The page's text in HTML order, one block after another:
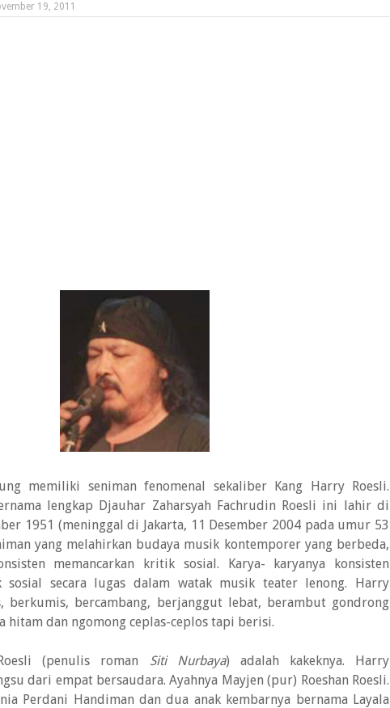
19, 2011
memiliki seniman fenomenal sekaliber Kang Harry Roesli.
lengkap Djauhar Zaharsyah Fachrudin Roesli ini lahir di
1951 (meninggal di Jakarta, 11 Desember 2004 pada umur 53
yang melahirkan budaya musik kontemporer yang berbeda,
memancarkan kritik sosial. Karya- karyanya konsisten
sosial secara lugas dalam watak musik teater lenong. Harry
berkumis, bercambang, berjanggut lebat, berambut gondrong
hitam dan ngomong ceplas-ceplos tapi berisi.
(penulis roman Siti Nurbaya) adalah kakeknya. Harry
dari empat bersaudara. Ayahnya Mayjen (pur) Roeshan Roesli.
Perdani Handiman dan dua anak kembarnya bernama Layala